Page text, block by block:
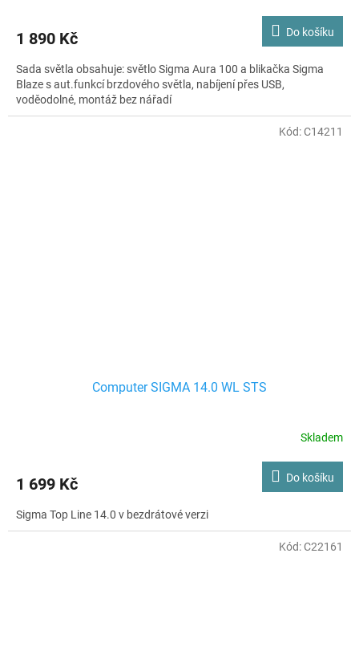
1 890 Kč Do košíku
Sada světla obsahuje: světlo Sigma Aura 100 a blikačka Sigma
Blaze s aut.funkcí brzdového světla, nabíjení přes USB,
voděodolné, montáž bez nářadí
Computer SIGMA 14.0 WL STS
Skladem
1 699 Kč Do košíku
Sigma Top Line 14.0 v bezdrátové verzi
Kód:C14211
Kód:C22161